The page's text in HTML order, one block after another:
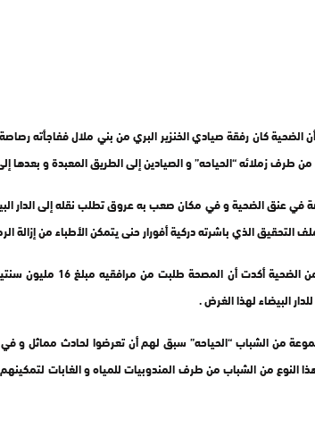
الضحية كان رفقة صيادي الخنزير البري من بني ملال
طرف زملائه “الحياحه” و الصيادين إلى الطريق المعبدة و
في عنق الضحية و في مكان صعب به عروق تطلب نقله إلى الدار
التحقيق الذي باشرته دركية أفورار حنى يتمكن الأطباء من إزالة
مصادر مقربة من
البيضاء لهذا الغرض .
من الشباب “الحياحه” سبق لهم أن تعرضوا لحادث مماثل و
النوع من الشباب من طرف المندوبيات للمياه و الغابات